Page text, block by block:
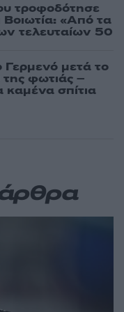
τροφοδότησε
Βοιωτία: «Από τα
τελευταίων 50
Γερμενό μετά το
φωτιάς –
σπίτια